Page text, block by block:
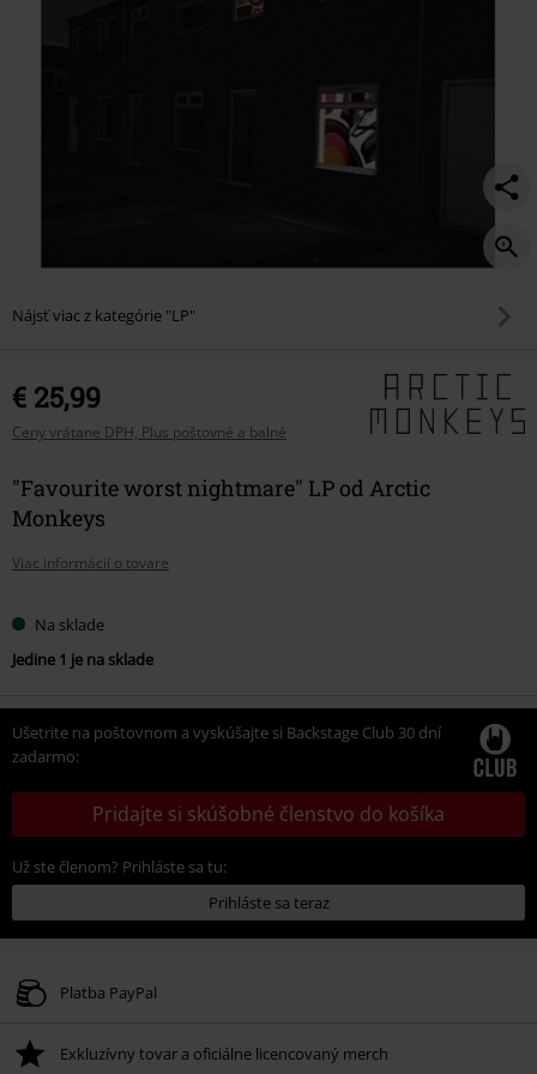
Nájsť viac z kategórie "LP"
€ 25,99
Ceny vrátane DPH, Plus poštovné a balné
"Favourite worst nightmare" LP od Arctic
Monkeys
Viac informácií o tovare
Na sklade
Jedine 1 je na sklade
Ušetrite na poštovnom a vyskúšajte si Backstage Club 30 dní
zadarmo:
Pridajte si skúšobné členstvo do košíka
Už ste členom? Prihláste sa tu:
Prihláste sa teraz
Platba PayPal
Exkluzívny tovar a oficiálne licencovaný merch